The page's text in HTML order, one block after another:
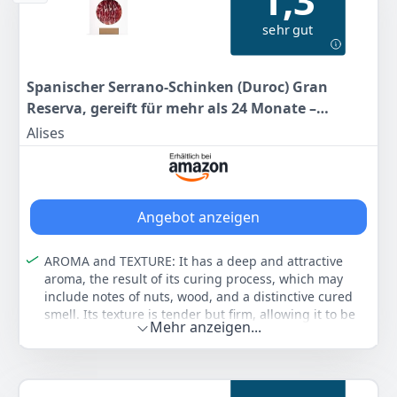
angenehmen Geschmack, ein typischer Geschmack
von Serrano-Schinken.
Gewicht
- Jamonprive
Anzeigen
sehr gut
Spanischer Serrano-Schinken (Duroc) Gran
Reserva, gereift für mehr als 24 Monate –
handgeschnittene Scheiben, 100 g – Duroc-
Schinken Serrano – vakuumverpackt – Jamón
Serrano Gran Reserva
Alises
Angebot anzeigen
AROMA and TEXTURE: It has a deep and attractive
aroma, the result of its curing process, which may
include notes of nuts, wood, and a distinctive cured
smell. Its texture is tender but firm, allowing it to be
cut into very thin slices that are both supple and juicy.
FLAVOUR: Gran Reserva Duroc Serrano ham stands out
Mehr anzeigen...